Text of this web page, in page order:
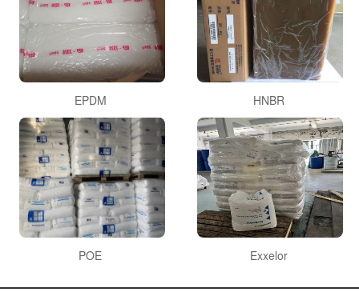
EPDM HNBR
POE Exxelor